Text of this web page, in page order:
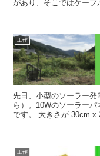
があり、そこではケーブ
見の森」が近々営業終
工作
先日、小型のソーラー
ら）。10Wのソーラー
です。 大きさが 30cm x
工作